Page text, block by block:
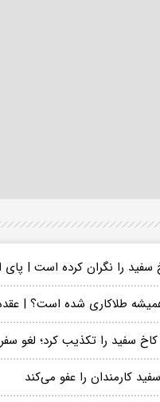
سفید را نگران کرده است |
طلاکاری شده است؟ |
سفید را تکذیب کرد؛ لغو سفر
کارمندان را عفو می‌کند